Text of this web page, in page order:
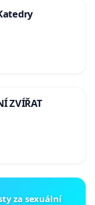
ZVÍŘAT
za sexuální